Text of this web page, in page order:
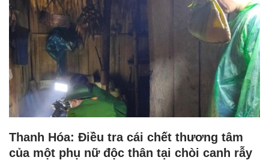
Thanh Hóa: Điều tra cái chết thương tâm
của một phụ nữ độc thân tại chòi canh rẫy